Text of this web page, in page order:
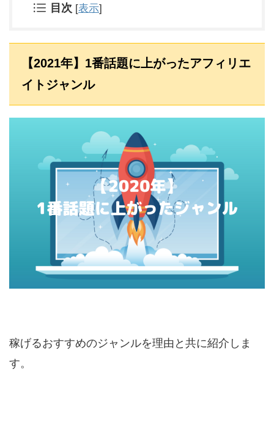
目次 [表示]
【2021年】1番話題に上がったアフィリエ
イトジャンル
稼げるおすすめのジャンルを理由と共に紹介しま
す。